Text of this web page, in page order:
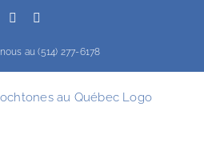
Facebook
au (514) 277-6178